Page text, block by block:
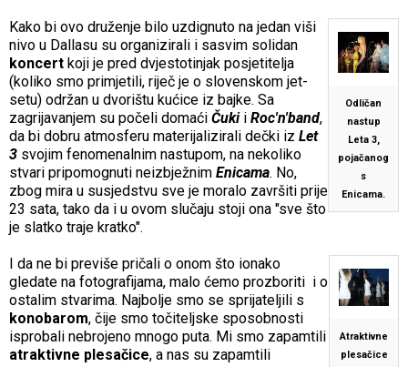
Odličan
nastup
Leta 3,
pojačanog
s
Enicama.
Kako bi ovo druženje bilo uzdignuto na jedan viši
nivo u Dallasu su organizirali i sasvim solidan
koncert koji je pred dvjestotinjak posjetitelja
(koliko smo primjetili, riječ je o slovenskom jet-
setu) održan u dvorištu kućice iz bajke. Sa
zagrijavanjem su počeli domaći Čukii Roc'n'band,
da bi dobru atmosferu materijalizirali dečki iz Let
3 svojim fenomenalnim nastupom, na nekoliko
stvari pripomognuti neizbježnim Enicama. No,
zbog mira u susjedstvu sve je moralo završiti prije
23 sata, tako da i u ovom slučaju stoji ona "sve što
je slatko traje kratko".
Atraktivne
plesačice
I da ne bi previše pričali o onom što ionako
gledate na fotografijama, malo ćemo prozboriti i o
ostalim stvarima. Najbolje smo se sprijateljili s
konobarom, čije smo točiteljske sposobnosti
isprobali nebrojeno mnogo puta. Mi smo zapamtili
atraktivne plesačice, a nas su zapamtili